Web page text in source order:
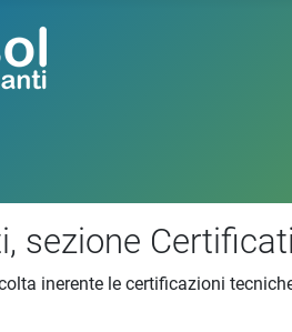
sezione
inerente le certificazioni